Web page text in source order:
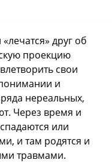
друг об
проекцию
свои
и
нереальных,
Через время и
или
и там родятся и
травмами.